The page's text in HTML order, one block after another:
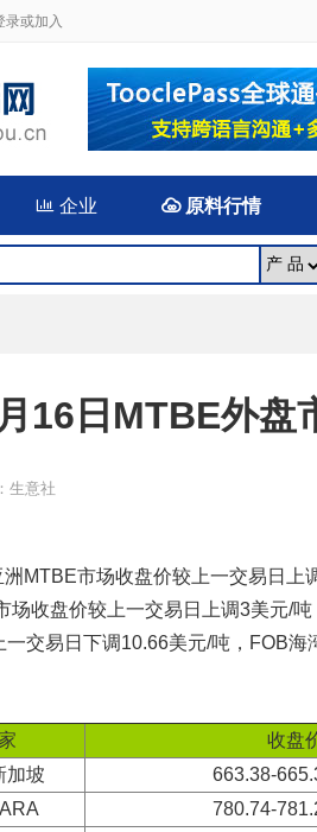
录或加入
 企业 原料行情
16日MTBE外盘
生意社
MTBE市场收盘价较上一交易日上
场收盘价较上一交易日上调3美元/
一交易日下调10.66美元/吨，FOB
收盘
加坡
663.38-
780.74-